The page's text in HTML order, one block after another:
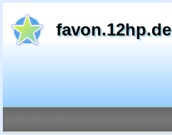
favon.12hp.de